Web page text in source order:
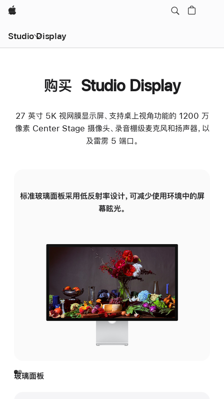
Apple
Studio Display
购买 Studio Display
27 英寸 5K 视网膜显示屏、支持桌上视角功能的 1200 万
像素 Center Stage 摄像头、录音棚级麦克风和扬声器，以
及雷雳 5 端口。
标准玻璃面板采用低反射率设计，可减少使用环境中的屏
幕眩光。
玻璃面板